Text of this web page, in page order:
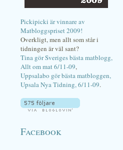
Pickipicki är vinnare av
Matbloggspriset 2009!
Overkligt, men allt som står i
tidningen är väl sant?
Tina gör Sveriges bästa matblogg,
Allt om mat 6/11-09,
Uppsalabo gör bästa matbloggen,
Upsala Nya Tidning, 6/11-09.
Facebook